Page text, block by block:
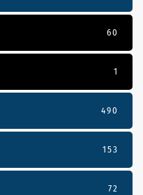
60
1
490
153
72